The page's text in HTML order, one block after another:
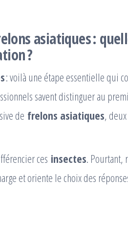
asiatiques :
?
: voilà une étape essentielle qui
savent distinguer au
de frelons asiatiques,
ces insectes. Pourtant,
et oriente le choix des